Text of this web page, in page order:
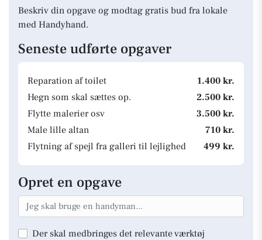
Beskriv din opgave og modtag gratis bud fra lokale
med Handyhand.
Seneste udførte opgaver
Reparation af toilet
1.400 kr.
Hegn som skal sættes op.
2.500 kr.
Flytte malerier osv
3.500 kr.
Male lille altan
710 kr.
Flytning af spejl fra galleri til lejlighed
499 kr.
Opret en opgave
Der skal medbringes det relevante værktøj